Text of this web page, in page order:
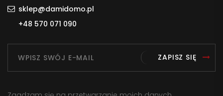
sklep@damidomo.pl
+48 570 071 090
ZAPISZ SIĘ